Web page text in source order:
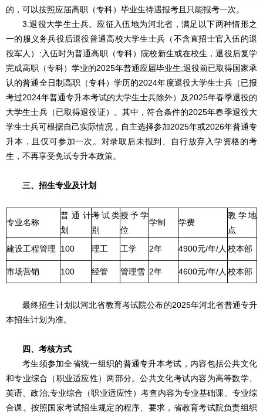
的，可以按照应届高职（专科）毕业生待遇报考且只能报考一次。
3.退役大学生士兵。应征入伍地为河北省，满足以下两种情形之
一的服义务兵役后退役普通高校大学生士兵（不含直招士官入伍的退
役军人）:入伍时为普通高职（专科）院校新生或在校生，退役后复学
完成高职（专科）学业的2025年普通应届毕业生;退役前已取得国家承
认的普通全日制高职（专科）学历的2024年度退役大学生士兵（已报
考过2024年普通专升本考试的大学生士兵除外）及2025年春季退役的
大学生士兵（已取得退役证）。其中，符合条件的2025年春季退役大
学生士兵可根据自己实际情况，自主选择参加2025年或2026年普通专
升本，且仅可参加一次。对录取后未报到、自行放弃入学资格的考
生，不再享受免试专升本政策。
三、招生专业及计划
专业名称
普通计
划
考试类
别
授予学
位
学制 学费
教学地
点
建设工程管理
100 理工 工学 2年 4900元/年/人 校本部
市场营销 100 经管 管理雪 2年 4600元/年/人 校本部
最终招生计划以河北省教育考试院公布的2025年河北省普通专升
本招生计划为准。
四、考核方式
考生须参加全省统一组织的普通专升本考试，内容包括公共文化
和专业综合（职业适应性）两部分。公共文化考试内容为高等数学、
英语、政治;专业综合（职业适应性）考查内容为专业基础课、专业综
合课。按照国家考试招生规定的程序、要求，省教育考试院负责组织